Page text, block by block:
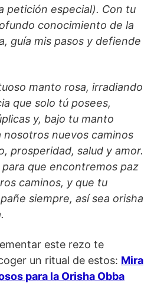
petición especial). Con tu
conocimiento de la
guía mis pasos y defiende
manto rosa, irradiando
que solo tú posees,
y, bajo tu manto
nuevos caminos
prosperidad, salud y amor.
que encontremos paz
caminos, y que tu
siempre, así sea orisha
este rezo te
un ritual de estos: Mira
para la Orisha Obba